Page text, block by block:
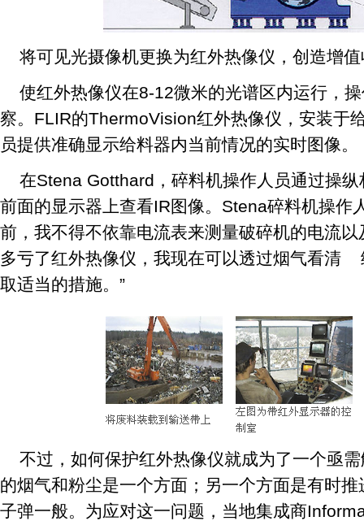
将可见光摄像机更换为红外热像仪，创造增
使红外热像仪在8-12微米的光谱区内运行，
察。FLIR的ThermoVision红外热像仪，安装于
员提供准确显示给料器内当前情况的实时图像。
在Stena Gotthard，碎料机操作人员通过操
前面的显示器上查看IR图像。Stena碎料机操作
前，我不得不依靠电流表来测量破碎机的电流
多亏了红外热像仪，我现在可以透过烟气看清
取适当的措施。”
不过，如何保护红外热像仪就成为了一个亟
的烟气和粉尘是一个方面；另一个方面是有时
子弹一般。为应对这一问题，当地集成商